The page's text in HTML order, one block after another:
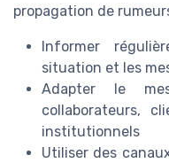
propagation de
Informer
situation et les
Adapter le
collaborateurs,
institutionnels
Utiliser des